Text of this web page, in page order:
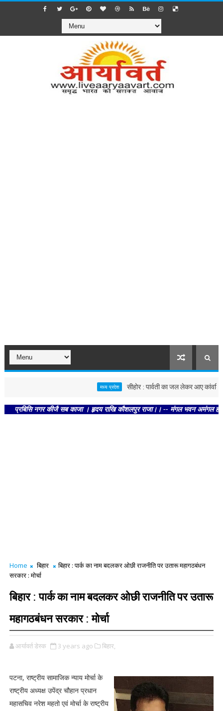
मध्य प्रदेश सीहोर : पार्वती का जल लेकर आए कांवड़ियों
नगर कीजै सब काजा । हृदय राखि कौशलपुर राजा।। -- मंगल भवन अमंगल हारी।
Home बिहार
बिहार : पार्क का नाम बदलकर ओछी राजनीति पर उतारू महागठबंधन
सरकार : मोर्चा
बिहार : पार्क का नाम बदलकर ओछी राजनीति पर उतारू
महागठबंधन सरकार : मोर्चा
आर्यावर्त डेस्क 3 years ago बिहार,
पटना, राष्ट्रीय सामाजिक न्याय मोर्चा के
राष्ट्रीय अध्यक्ष उपेंद्र चौहान प्रधान
महासचिव नरेश महतो एवं मोर्चा के राष्ट्रीय